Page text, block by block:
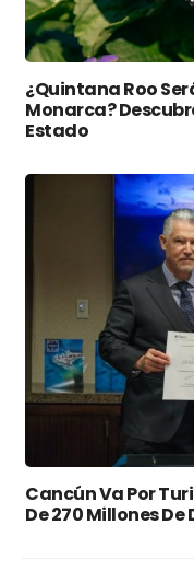
¿Quintana Roo
Monarca?
Estado
Cancún Va Por
De 270 Millones De